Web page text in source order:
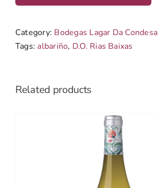
Category: Bodegas Lagar Da Condesa
Tags: albariño, D.O. Rias Baixas
Related products